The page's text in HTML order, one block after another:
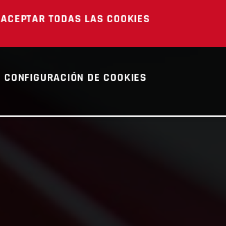
ACEPTAR TODAS LAS COOKIES
CONFIGURACIÓN DE COOKIES